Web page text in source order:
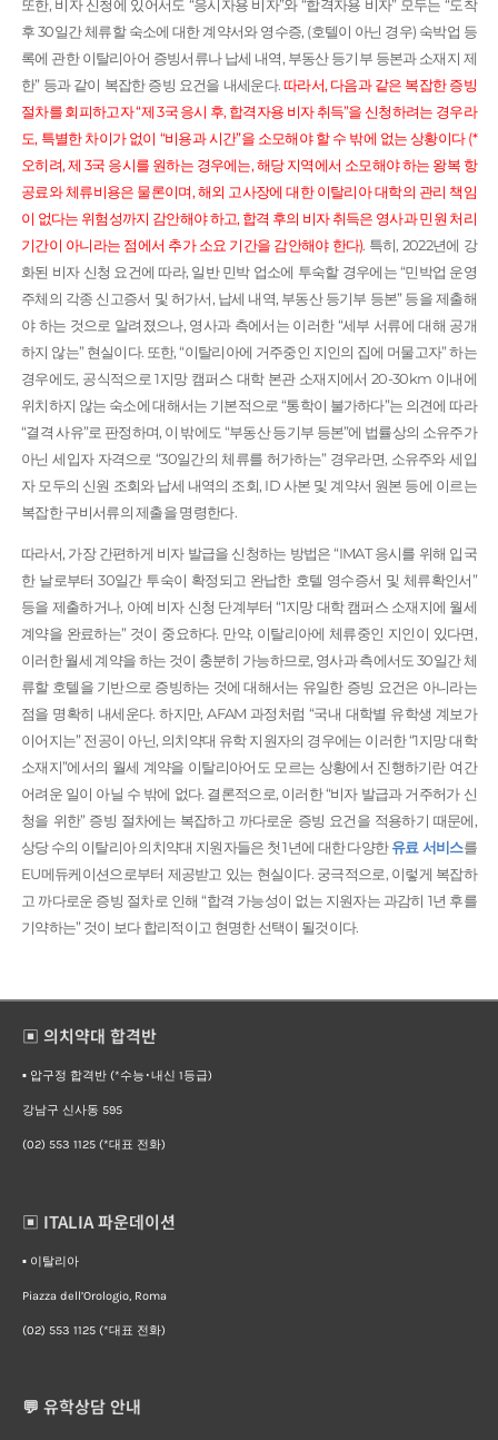
또한, 비자 신청에 있어서도 “응시자용 비자”와 “합격자용 비자” 모두는 “도착
후 30일간 체류할 숙소에 대한 계약서와 영수증, (호텔이 아닌 경우) 숙박업 등
록에 관한 이탈리아어 증빙서류나 납세 내역, 부동산 등기부 등본과 소재지 제
한” 등과 같이 복잡한 증빙 요건을 내세운다.따라서, 다음과 같은 복잡한 증빙
절차를 회피하고자 “제 3국 응시 후, 합격자용 비자 취득”을 신청하려는 경우라
도, 특별한 차이가 없이 “비용과 시간”을 소모해야 할 수 밖에 없는 상황이다 (*
오히려, 제 3국 응시를 원하는 경우에는, 해당 지역에서 소모해야 하는 왕복 항
공료와 체류비용은 물론이며, 해외 고사장에 대한 이탈리아 대학의 관리 책임
이 없다는 위험성까지 감안해야 하고, 합격 후의 비자 취득은 영사과 민원 처리
기간이 아니라는 점에서 추가 소요 기간을 감안해야 한다). 특히, 2022년에 강
화된 비자 신청 요건에 따라, 일반 민박 업소에 투숙할 경우에는 “민박업 운영
주체의 각종 신고증서 및 허가서, 납세 내역, 부동산 등기부 등본” 등을 제출해
야 하는 것으로 알려졌으나, 영사과 측에서는 이러한 “세부 서류에 대해 공개
하지 않는” 현실이다. 또한, “이탈리아에 거주중인 지인의 집에 머물고자” 하는
경우에도, 공식적으로 1지망 캠퍼스 대학 본관 소재지에서 20-30km 이내에
위치하지 않는 숙소에 대해서는 기본적으로 “통학이 불가하다”는 의견에 따라
“결격 사유”로 판정하며, 이 밖에도 “부동산 등기부 등본”에 법률상의 소유주가
아닌 세입자 자격으로 “30일간의 체류를 허가하는” 경우라면, 소유주와 세입
자 모두의 신원 조회와 납세 내역의 조회, ID 사본 및 계약서 원본 등에 이르는
복잡한 구비서류의 제출을 명령한다.
따라서, 가장 간편하게 비자 발급을 신청하는 방법은 “IMAT 응시를 위해 입국
한 날로부터 30일간 투숙이 확정되고 완납한 호텔 영수증서 및 체류확인서”
등을 제출하거나, 아예 비자 신청 단계부터 “1지망 대학 캠퍼스 소재지에 월세
계약을 완료하는” 것이 중요하다. 만약, 이탈리아에 체류중인 지인이 있다면,
이러한 월세 계약을 하는 것이 충분히 가능하므로, 영사과 측에서도 30일간 체
류할 호텔을 기반으로 증빙하는 것에 대해서는 유일한 증빙 요건은 아니라는
점을 명확히 내세운다. 하지만, AFAM 과정처럼 “국내 대학별 유학생 계보가
이어지는” 전공이 아닌, 의치약대 유학 지원자의 경우에는 이러한 “1지망 대학
소재지”에서의 월세 계약을 이탈리아어도 모르는 상황에서 진행하기란 여간
어려운 일이 아닐 수 밖에 없다. 결론적으로, 이러한 “비자 발급과 거주허가 신
청을 위한” 증빙 절차에는 복잡하고 까다로운 증빙 요건을 적용하기 때문에,
상당 수의 이탈리아 의치약대 지원자들은 첫 1년에 대한 다양한유료 서비스를
EU메듀케이션으로부터 제공받고 있는 현실이다. 궁극적으로, 이렇게 복잡하
고 까다로운 증빙 절차로 인해 “합격 가능성이 없는 지원자는 과감히 1년 후를
기약하는” 것이 보다 합리적이고 현명한 선택이 될것이다.
▣ 의치약대 합격반
▪︎ 압구정 합격반 (*수능･내신 1등급)
강남구 신사동 595
(02) 553 1125 (*대표 전화)
▣ ITALIA 파운데이션
▪︎ 이탈리아
Piazza dell’Orologio, Roma
(02) 553 1125 (*대표 전화)
💬 유학상담 안내